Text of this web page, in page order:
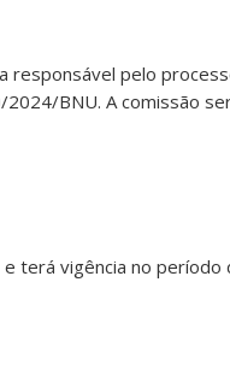
responsável pelo
BNU. A comissão
terá vigência no